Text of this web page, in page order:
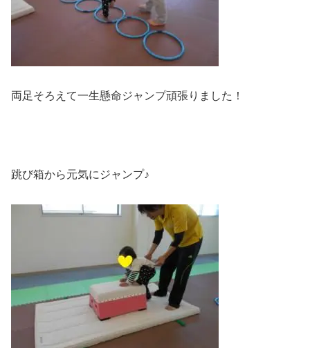
両足そろえて一生懸命ジャンプ頑張りました！
跳び箱から元気にジャンプ♪